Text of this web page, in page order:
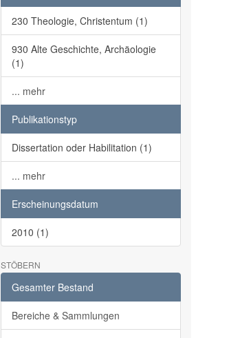
230 Theologie, Christentum (1)
930 Alte Geschichte, Archäologie
(1)
... mehr
Publikationstyp
Dissertation oder Habilitation (1)
... mehr
Erscheinungsdatum
2010 (1)
STÖBERN
Gesamter Bestand
Bereiche & Sammlungen